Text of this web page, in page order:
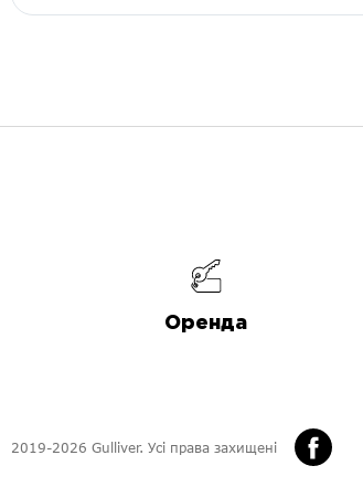
Оренда
2019-2026 Gulliver. Усі права захищені